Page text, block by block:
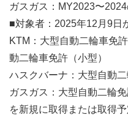
ガスガス：MY2023〜
■対象者：2025年12月9日
KTM：大型自動二輪車免
動二輪車免許（小型）
ハスクバーナ：大型自動
ガスガス：大型自動二輪
を新規に取得または取得